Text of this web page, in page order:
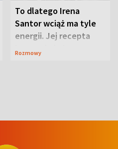
To dlatego Irena
Santor wciąż ma tyle
energii. Jej recepta
jest zaskakująco
Rozmowy